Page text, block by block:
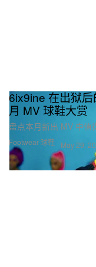
Footwear 球鞋
6ix9ine 在出狱
月 MV 球鞋大赏
盘点本月新出 MV 中值
May 29,